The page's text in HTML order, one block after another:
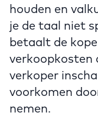
houden en
je de taal niet
betaalt de
verkoopkosten
verkoper
voorkomen
nemen.